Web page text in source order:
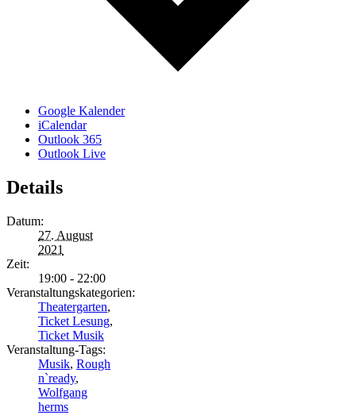
Google Kalender
iCalendar
Outlook 365
Outlook Live
Details
Datum:
27. August
2021
Zeit:
19:00 - 22:00
Veranstaltungskategorien:
Theatergarten,
Ticket Lesung,
Ticket Musik
Veranstaltung-Tags:
Musik, Rough
n`ready,
Wolfgang
herms